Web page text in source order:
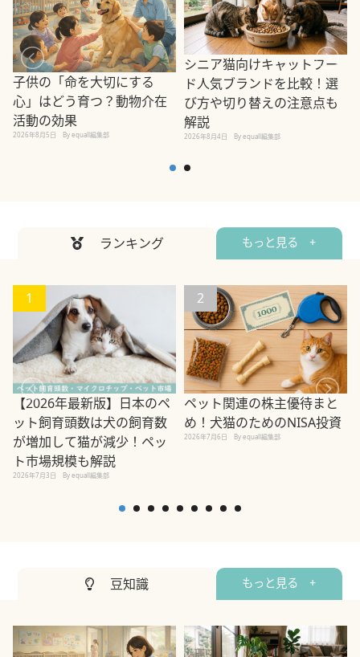
子供の「命を大切にする
心」はどう育つ？動物介在
活動の効果
2026年8月5日 By equall編集部
シニア猫向けキャットフー
ド人気ブランドを比較！選
び方や切り替えの注意点も
解説
2026年8月4日 By equall編集部
ランキング もっと見る +
1
【2026年最新版】日本のペ
ット飼育頭数は犬の飼育数
が増加して猫が減少！ペッ
ト市場規模も解説
2026年7月3日 By equall編集部
2
ペット関連の株主優待まと
め！犬猫のためのNISA投資
2026年7月6日 By equall編集部
豆知識 もっと見る +